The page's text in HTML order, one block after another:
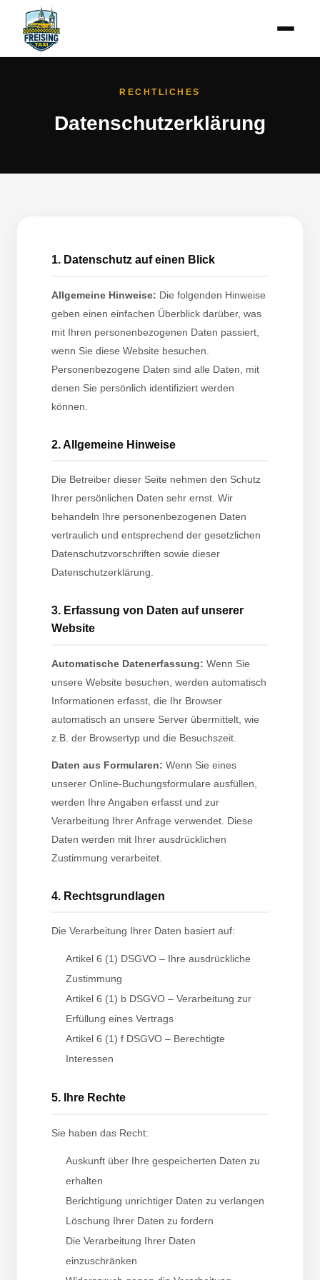
RECHTLICHES
Datenschutzerklärung
1. Datenschutz auf einen Blick
Allgemeine Hinweise: Die folgenden Hinweise
geben einen einfachen Überblick darüber, was
mit Ihren personenbezogenen Daten passiert,
wenn Sie diese Website besuchen.
Personenbezogene Daten sind alle Daten, mit
denen Sie persönlich identifiziert werden
können.
2. Allgemeine Hinweise
Die Betreiber dieser Seite nehmen den Schutz
Ihrer persönlichen Daten sehr ernst. Wir
behandeln Ihre personenbezogenen Daten
vertraulich und entsprechend der gesetzlichen
Datenschutzvorschriften sowie dieser
Datenschutzerklärung.
3. Erfassung von Daten auf unserer
Website
Automatische Datenerfassung: Wenn Sie
unsere Website besuchen, werden automatisch
Informationen erfasst, die Ihr Browser
automatisch an unsere Server übermittelt, wie
z.B. der Browsertyp und die Besuchszeit.
Daten aus Formularen: Wenn Sie eines
unserer Online-Buchungsformulare ausfüllen,
werden Ihre Angaben erfasst und zur
Verarbeitung Ihrer Anfrage verwendet. Diese
Daten werden mit Ihrer ausdrücklichen
Zustimmung verarbeitet.
4. Rechtsgrundlagen
Die Verarbeitung Ihrer Daten basiert auf:
Artikel 6 (1) DSGVO – Ihre ausdrückliche
Zustimmung
Artikel 6 (1) b DSGVO – Verarbeitung zur
Erfüllung eines Vertrags
Artikel 6 (1) f DSGVO – Berechtigte
Interessen
5. Ihre Rechte
Sie haben das Recht:
Auskunft über Ihre gespeicherten Daten zu
erhalten
Berichtigung unrichtiger Daten zu verlangen
Löschung Ihrer Daten zu fordern
Die Verarbeitung Ihrer Daten
einzuschränken